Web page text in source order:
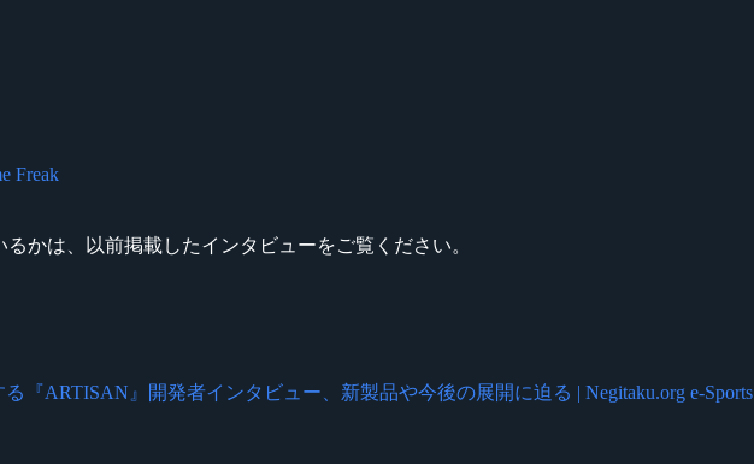
Freak
かは、以前掲載したインタビューをご覧ください。
『ARTISAN』開発者インタビュー、新製品や今後の展開に迫る | Negitaku.org e-Sports